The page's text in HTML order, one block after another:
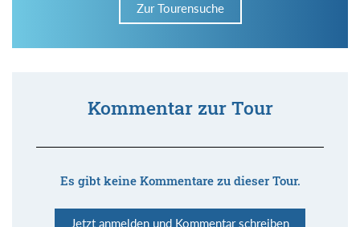
Zur Tourensuche
Kommentar zur Tour
Es gibt keine Kommentare zu dieser Tour.
Jetzt anmelden und Kommentar schreiben